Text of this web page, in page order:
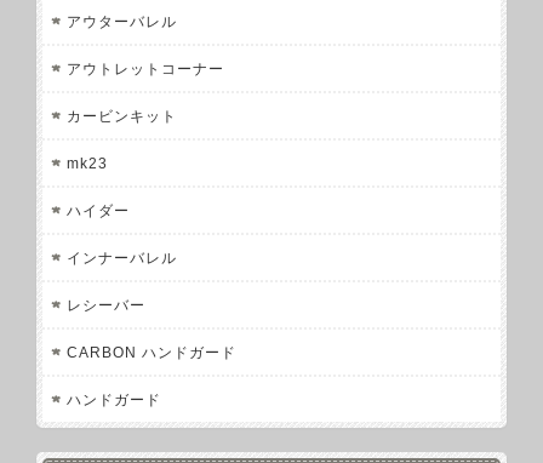
アウターバレル
アウトレットコーナー
カービンキット
mk23
ハイダー
インナーバレル
レシーバー
CARBON ハンドガード
ハンドガード